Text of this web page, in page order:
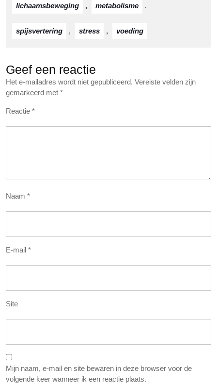
lichaamsbeweging , metabolisme ,
spijsvertering , stress , voeding
Geef een reactie
Het e-mailadres wordt niet gepubliceerd. Vereiste velden zijn
gemarkeerd met *
Reactie *
Naam *
E-mail *
Site
Mijn naam, e-mail en site bewaren in deze browser voor de
volgende keer wanneer ik een reactie plaats.